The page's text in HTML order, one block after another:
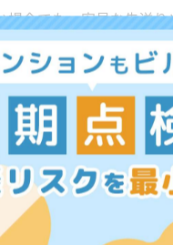
場合でも、安易な先送
火災時に設備が作動しな
指摘された不具合や交換
に大きな損失や事故につ
バランスを取るには、計
必要な設備だけを適切な
切です。複数の業者から